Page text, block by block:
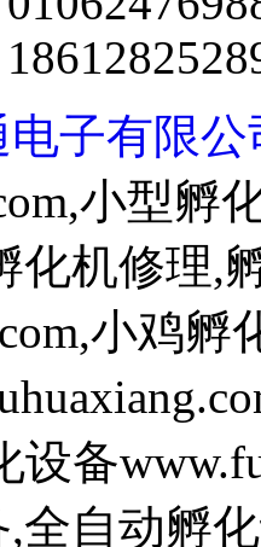
子有限公
小型孵
化机修理,
小鸡
备
全自动孵